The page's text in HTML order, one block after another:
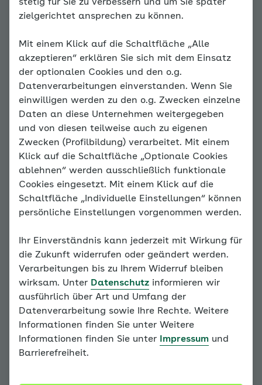
hdruck
Mein
Bereich
Hinweis
Um Ihren
bisherigen
Fortschritt
und Ihre
gen im
Coach zu
sehen,
loggen Sie
sich bitte
zuerst ein.
Login
Sie sind noch nicht
stetig für Sie zu verbessern und um Sie später
zielgerichtet ansprechen zu können.
Mit einem Klick auf die Schaltfläche „Alle
akzeptieren“ erklären Sie sich mit dem Einsatz
der optionalen Cookies und den o.g.
Datenverarbeitungen einverstanden. Wenn Sie
einwilligen werden zu den o.g. Zwecken einzelne
Daten an diese Unternehmen weitergegeben
und von diesen teilweise auch zu eigenen
Zwecken (Profilbildung) verarbeitet. Mit einem
Klick auf die Schaltfläche „Optionale Cookies
ablehnen“ werden ausschließlich funktionale
Cookies eingesetzt. Mit einem Klick auf die
Schaltfläche „Individuelle Einstellungen“ können
persönliche Einstellungen vorgenommen werden.
Ihr Einverständnis kann jederzeit mit Wirkung für
die Zukunft widerrufen oder geändert werden.
Verarbeitungen bis zu Ihrem Widerruf bleiben
wirksam. Unter Datenschutz informieren wir
ausführlich über Art und Umfang der
Datenverarbeitung sowie Ihre Rechte. Weitere
Informationen finden Sie unter Weitere
Informationen finden Sie unter
Impressum und
Barrierefreiheit.